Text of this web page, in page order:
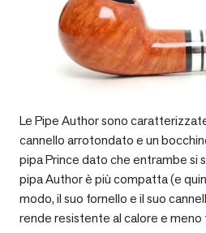
Le Pipe Author sono
cannello arrotondato e un
pipa Prince dato che entrambe si
pipa Author è più compatta (e
modo, il suo fornello e il suo
rende resistente al calore e meno